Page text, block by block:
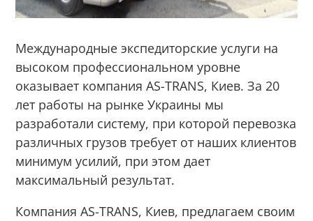
Международные экспедиторские услуги на
высоком профессиональном уровне
оказывает компания AS-TRANS, Киев. За 20
лет работы на рынке Украины мы
разработали систему, при которой перевозка
различных грузов требует от наших клиентов
минимум усилий, при этом дает
максимальный результат.
Компания AS-TRANS, Киев, предлагаем своим